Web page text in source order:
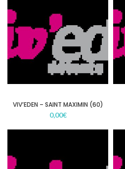
VIV’EDEN – SAINT MAXIMIN (60)
0,00€